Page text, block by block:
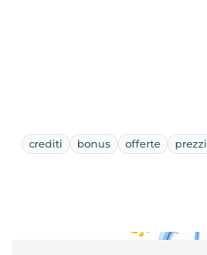
crediti bonus offerte prezzi